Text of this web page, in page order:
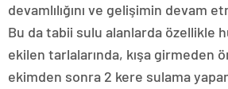
devamlılığını ve gelişimin devam
Bu da tabii sulu alanlarda özellikle
ekilen tarlalarında, kışa girmeden
ekimden sonra 2 kere sulama